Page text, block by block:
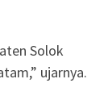
Solok
ujarnya.